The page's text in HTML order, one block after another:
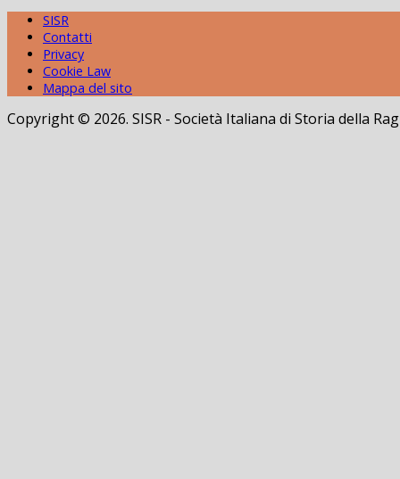
SISR
Contatti
Privacy
Cookie Law
Mappa del sito
Copyright © 2026. SISR - Società Italiana di Storia della